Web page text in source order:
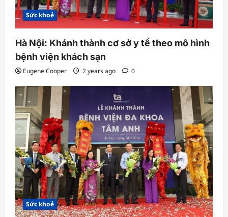
Sức khoẻ
Hà Nội: Khánh thành cơ sở y tế theo mô hình
bệnh viện khách sạn
Eugene Cooper 2 years ago 0
Sức khoẻ